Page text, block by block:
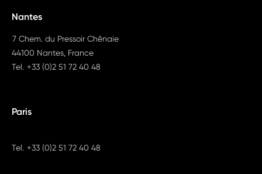
Nantes
7 Chem. du Pressoir Chênaie
44100 Nantes, France
Tel. +33 (0)2 51 72 40 48
Paris
Tel. +33 (0)2 51 72 40 48